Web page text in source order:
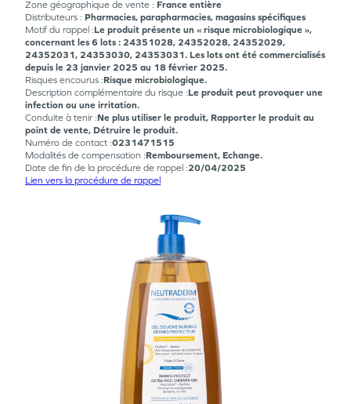
Zone géographique de vente : France entière
Distributeurs : Pharmacies, parapharmacies, magasins spécifiques
Motif du rappel :Le produit présente un « risque microbiologique »,
concernant les 6 lots : 24351028, 24352028, 24352029,
24352031, 24353030, 24353031. Les lots ont été commercialisés
depuis le 23 janvier 2025 au 18 février 2025.
Risques encourus :Risque microbiologique.
Description complémentaire du risque :Le produit peut provoquer une
infection ou une irritation.
Conduite à tenir :Ne plus utiliser le produit, Rapporter le produit au
point de vente, Détruire le produit.
Numéro de contact :0231471515
Modalités de compensation :Remboursement, Echange.
Date de fin de la procédure de rappel :20/04/2025
Lien vers la procédure de rappel